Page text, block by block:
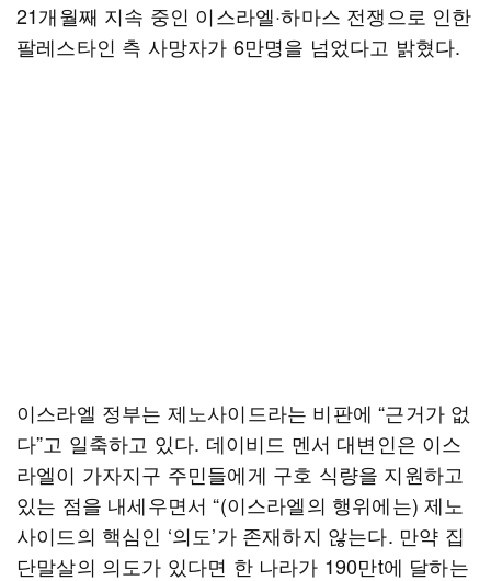
21개월째 지속 중인 이스라엘·하마스 전쟁으로 인한
팔레스타인 측 사망자가 6만명을 넘었다고 밝혔다.
이스라엘 정부는 제노사이드라는 비판에 “근거가 없
다”고 일축하고 있다. 데이비드 멘서 대변인은 이스
라엘이 가자지구 주민들에게 구호 식량을 지원하고
있는 점을 내세우면서 “(이스라엘의 행위에는) 제노
사이드의 핵심인 ‘의도’가 존재하지 않는다. 만약 집
단말살의 의도가 있다면 한 나라가 190만t에 달하는